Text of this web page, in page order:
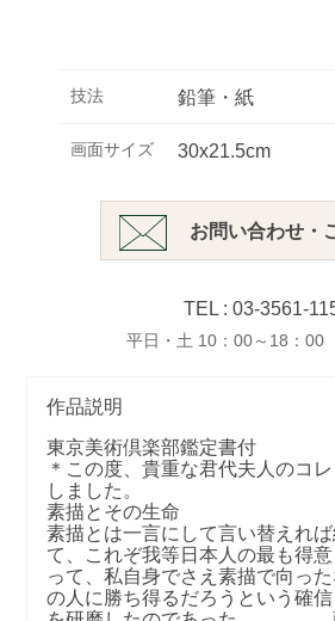
技法 鉛筆・紙
画面サイズ 30x21.5cm
お問い合わせ・
TEL : 03-3561-
平日・土 10：00～18：00
作品説明
東京美術倶楽部鑑定書付
＊この度、貴重な君代夫人のコ
しました。
素描とその生命
素描とは一言にして言い替えれ
て、これぞ我等日本人の最も得
って、私自身でさえ素描で向っ
の人に勝ち得るだろうという確